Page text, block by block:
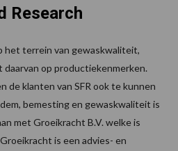
Research
het terrein van gewaskwaliteit,
op productiekenmerken.
de klanten van SFR ook te kunnen
bemesting en gewaskwaliteit is
met Groeikracht B.V. welke is
is een advies- en